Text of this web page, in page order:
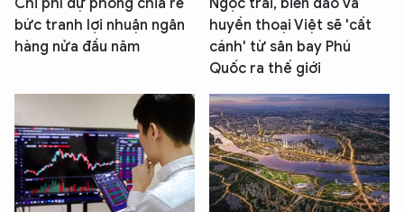
bức tranh lợi nhuận ngân
hàng nửa đầu năm
huyền thoại Việt sẽ 'cất
cánh' từ sân bay Phú
Quốc ra thế giới